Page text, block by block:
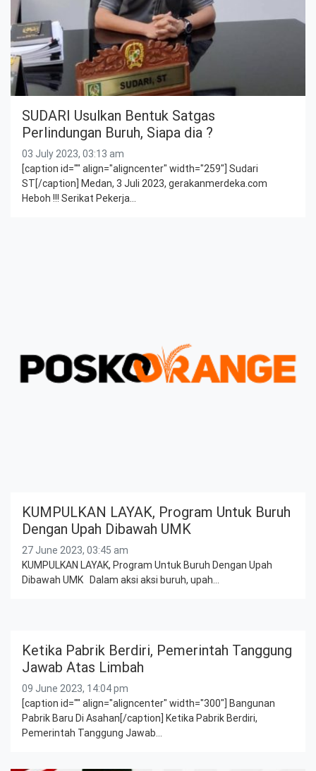
SUDARI Usulkan Bentuk Satgas
Perlindungan Buruh, Siapa dia ?
03 July 2023, 03:13 am
[caption id="" align="aligncenter" width="259"] Sudari
ST[/caption] Medan, 3 Juli 2023, gerakanmerdeka.com
Heboh !!! Serikat Pekerja…
KUMPULKAN LAYAK, Program Untuk Buruh
Dengan Upah Dibawah UMK
27 June 2023, 03:45 am
KUMPULKAN LAYAK, Program Untuk Buruh Dengan Upah
Dibawah UMK Dalam aksi aksi buruh, upah…
Ketika Pabrik Berdiri, Pemerintah Tanggung
Jawab Atas Limbah
09 June 2023, 14:04 pm
[caption id="" align="aligncenter" width="300"] Bangunan
Pabrik Baru Di Asahan[/caption] Ketika Pabrik Berdiri,
Pemerintah Tanggung Jawab…